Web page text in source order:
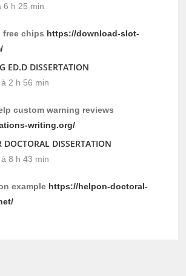
6 h 25 min
free chips https://download-slot-
ED.D DISSERTATION
2 h 56 min
custom warning reviews
writing.org/
DOCTORAL DISSERTATION
8 h 43 min
example https://helpon-doctoral-